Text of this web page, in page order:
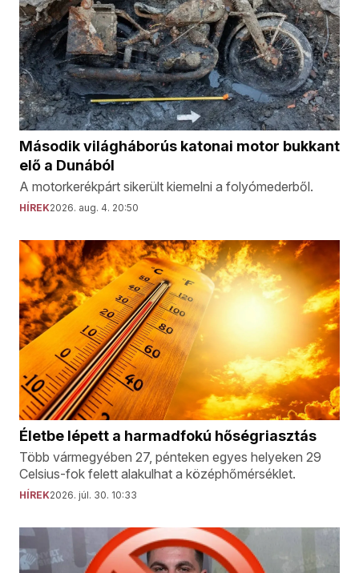
Második világháborús katonai motor bukkant
elő a Dunából
A motorkerékpárt sikerült kiemelni a folyómederből.
HÍREK2026. aug. 4. 20:50
Életbe lépett a harmadfokú hőségriasztás
Több vármegyében 27, pénteken egyes helyeken 29
Celsius-fok felett alakulhat a középhőmérséklet.
HÍREK2026. júl. 30. 10:33